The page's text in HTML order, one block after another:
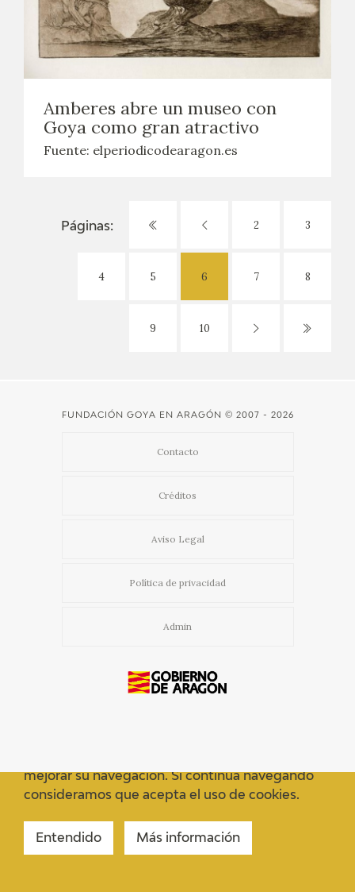
Amberes abre un museo con
Goya como gran atractivo
Fuente: elperiodicodearagon.es
Páginas: 2 3
4 5 6 7 8
9 10
FUNDACIÓN GOYA EN ARAGÓN © 2007 - 2026
Contacto
Créditos
Aviso Legal
Política de privacidad
Admin
mejorar su navegación. Si continua navegando
consideramos que acepta el uso de cookies.
Entendido Más información